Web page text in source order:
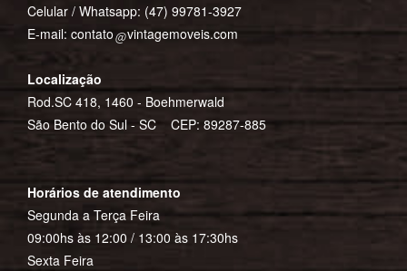
Celular / Whatsapp: (47) 99781-3927
E-mail: contato vintagemoveis.com
Localização
Rod.SC 418, 1460 - Boehmerwald
São Bento do Sul - SC CEP: 89287-885
Horários de atendimento
Segunda a Terça Feira
09:00hs às 12:00 / 13:00 às 17:30hs
Sexta Feira